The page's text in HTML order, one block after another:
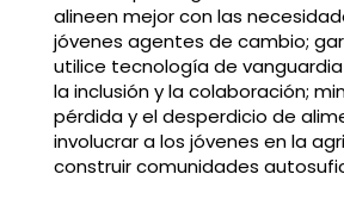
alineen mejor con las
jóvenes agentes de cambio;
utilice tecnología de
la inclusión y la colaboración;
pérdida y el desperdicio de
involucrar a los jóvenes en la
construir comunidades